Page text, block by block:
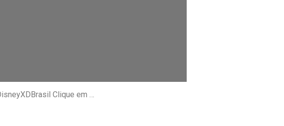
Clique em …